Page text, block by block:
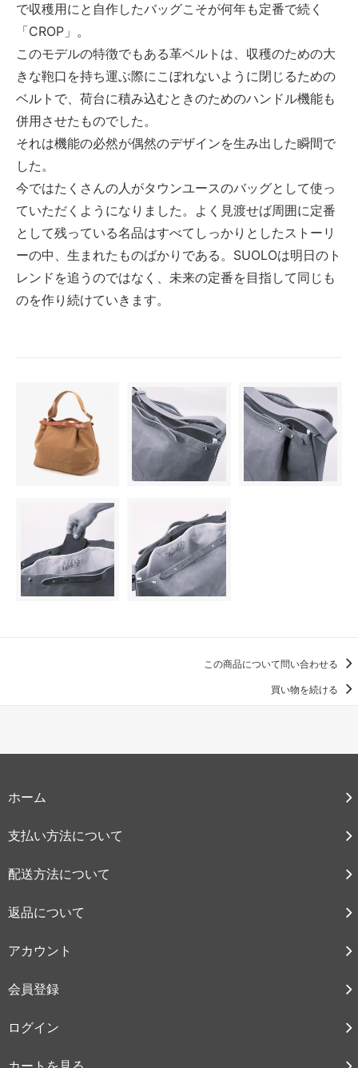
で収穫用にと自作したバッグこそが何年も定番で続く
「CROP」。
このモデルの特徴でもある革ベルトは、収穫のための大
きな鞄口を持ち運ぶ際にこぼれないように閉じるための
ベルトで、荷台に積み込むときのためのハンドル機能も
併用させたものでした。
それは機能の必然が偶然のデザインを生み出した瞬間で
した。
今ではたくさんの人がタウンユースのバッグとして使っ
ていただくようになりました。よく見渡せば周囲に定番
として残っている名品はすべてしっかりとしたストーリ
ーの中、生まれたものばかりである。SUOLOは明日のト
レンドを追うのではなく、未来の定番を目指して同じも
のを作り続けていきます。
この商品について問い合わせる
買い物を続ける
ホーム
支払い方法について
配送方法について
返品について
アカウント
会員登録
ログイン